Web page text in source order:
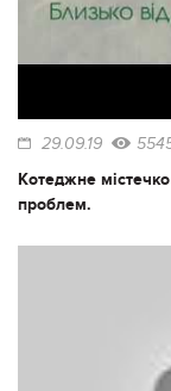
29.09.19
Котеджне
проблем.